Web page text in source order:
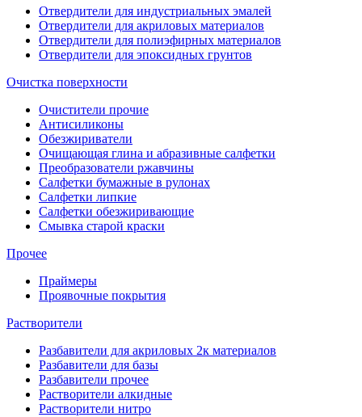
Отвердители для индустриальных эмалей
Отвердители для акриловых материалов
Отвердители для полиэфирных материалов
Отвердители для эпоксидных грунтов
Очистка поверхности
Очистители прочие
Антисиликоны
Обезжириватели
Очищающая глина и абразивные салфетки
Преобразователи ржавчины
Салфетки бумажные в рулонах
Салфетки липкие
Салфетки обезжиривающие
Смывка старой краски
Прочее
Праймеры
Проявочные покрытия
Растворители
Разбавители для акриловых 2к материалов
Разбавители для базы
Разбавители прочее
Растворители алкидные
Растворители нитро